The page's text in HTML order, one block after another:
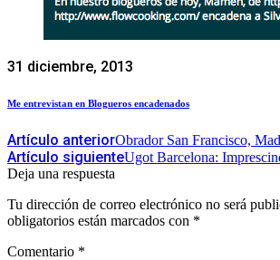
31 diciembre, 2013
Me entrevistan en Blogueros encadenados
Artículo anteriorObrador San Francisco,
Artículo siguienteUgot Barcelona:
Deja una respuesta
Tu dirección de correo electrónico no será
obligatorios están marcados con *
Comentario *